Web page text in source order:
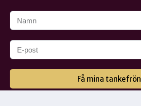
Få mina tankefrön